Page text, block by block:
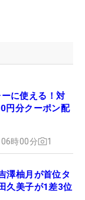
に使える！対
円分クーポン配
時00分 1
澤柚月が首位タ
久美子が1差3位